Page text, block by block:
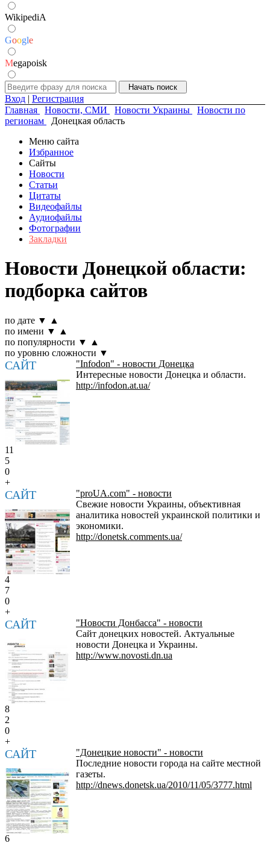
WikipediA
Google
Megapoisk
Вход | Регистрация
Главная
Новости, СМИ Новости Украины
Новости по
регионам
Донецкая область
Меню сайта
Избранное
Сайты
Новости
Статьи
Цитаты
Видеофайлы
Аудиофайлы
Фотографии
Закладки
Новости Донецкой области:
подборка сайтов
по дате ▼
▲
по имени ▼
▲
по популярности ▼
▲
по уровню сложности ▼
САЙТ
"Infodon" - новости Донецка
Интересные новости Донецка и области.
http://infodon.at.ua/
11
5
0
+
САЙТ
"proUA.com" - новости
Свежие новости Украины, объективная
аналитика новостей украинской политики и
экономики.
http://donetsk.comments.ua/
4
7
0
+
САЙТ
"Новости Донбасса" - новости
Сайт донецких новостей. Актуальные
новости Донецка и Украины.
http://www.novosti.dn.ua
8
2
0
+
САЙТ
"Донецкие новости" - новости
Последние новости города на сайте местной
газеты.
http://dnews.donetsk.ua/2010/11/05/3777.html
6